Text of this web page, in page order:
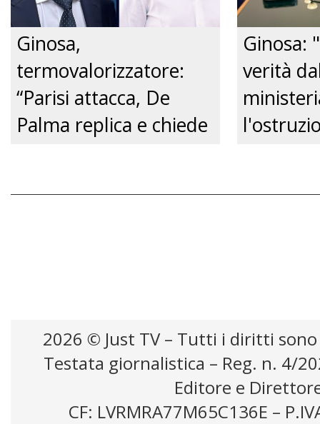
Ginosa,
termovalorizzatore:
“Parisi attacca, De
Palma replica e chiede
Ginosa:
verità
2026 © Just TV – Tutti i diritti
Testata giornalistica – Reg. n. 4/
Editore e
CF: LVRMRA77M65C136E –